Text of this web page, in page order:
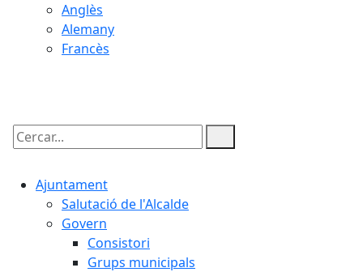
Anglès
Alemany
Francès
Cercar:
Ajuntament
Salutació de l'Alcalde
Govern
Consistori
Grups municipals